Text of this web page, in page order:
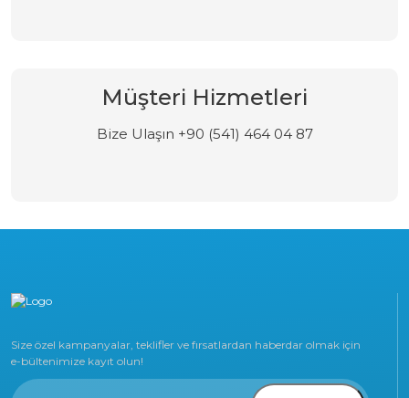
Müşteri Hizmetleri
Bize Ulaşın +90 (541) 464 04 87
Size özel kampanyalar, teklifler ve fırsatlardan haberdar olmak için
e-bültenimize kayıt olun!